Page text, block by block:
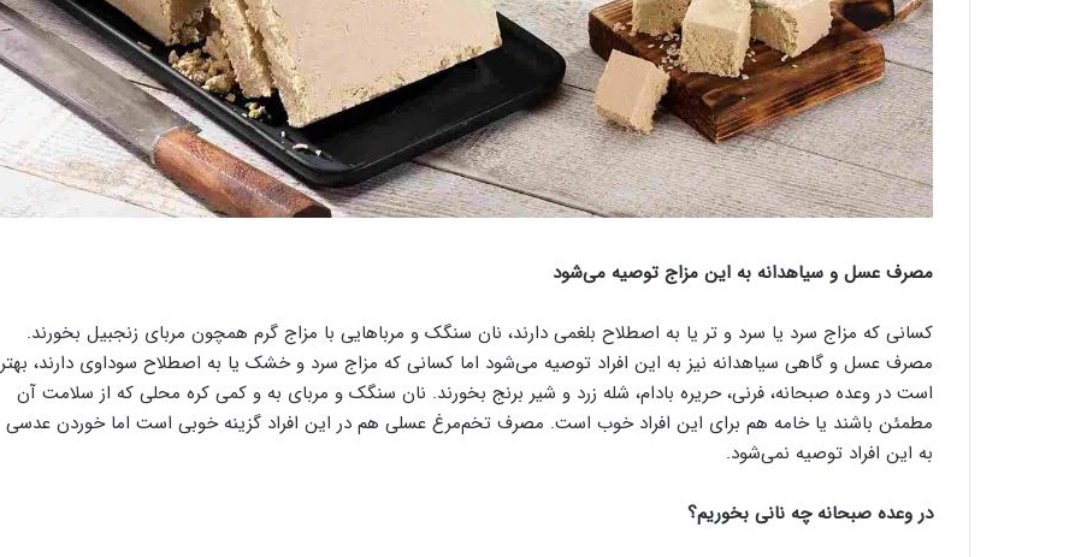
مصرف عسل و سیاهدانه به این مزاج توصیه می‌شود
کسانی که مزاج سرد یا سرد و تر یا به‌ اصطلاح بلغمی دارند، نان سنگک و مرباهایی با مزاج گرم همچون مربای زنجبیل بخورند.
مصرف عسل و گاهی سیاهدانه نیز به این افراد توصیه می‌شود اما کسانی که مزاج سرد و خشک یا به‌ اصطلاح سوداوی دارند، بهتر
است در وعده صبحانه، فرنی، حریره بادام، شله‌ زرد و شیر برنج بخورند. نان سنگک و مربای به و کمی کره محلی که از سلامت آن
مطمئن باشند یا خامه هم برای این افراد خوب است. مصرف تخم‌مرغ عسلی هم در این افراد گزینه خوبی است اما خوردن عدسی
به این افراد توصیه نمی‌شود.
در وعده صبحانه چه نانی بخوریم؟